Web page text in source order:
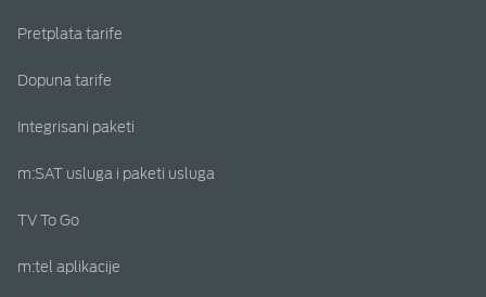
Pretplata tarife
Dopuna tarife
Integrisani paketi
m:SAT usluga i paketi usluga
TV To Go
m:tel aplikacije